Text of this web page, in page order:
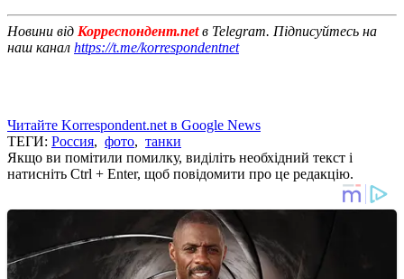
Новини від Корреспондент.netв Telegram. Підписуйтесь на
наш канал https://t.me/korrespondentnet
Читайте Korrespondent.net в Google News
ТЕГИ: Россия, фото, танки
Якщо ви помітили помилку, виділіть необхідний текст і
натисніть Ctrl + Enter, щоб повідомити про це редакцію.